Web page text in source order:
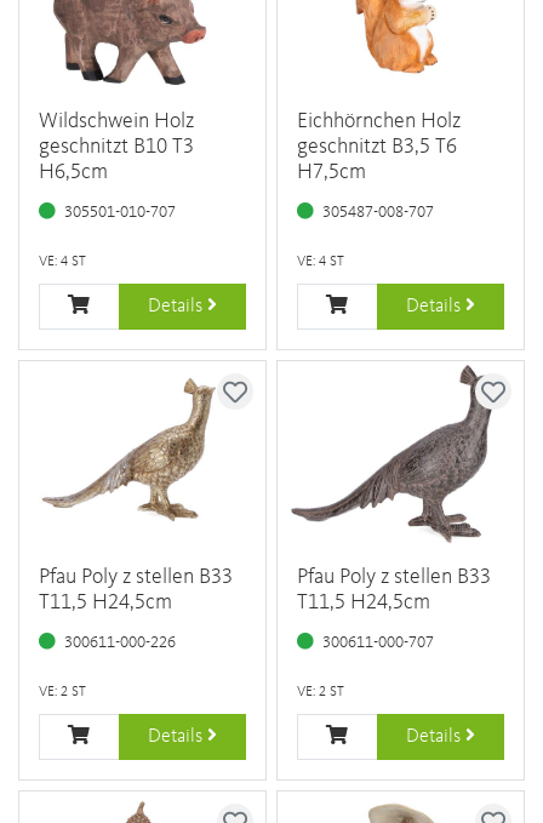
Wildschwein Holz
geschnitzt B10 T3
H6,5cm
305501-010-707
VE: 4 ST
Details
Eichhörnchen Holz
geschnitzt B3,5 T6
H7,5cm
305487-008-707
VE: 4 ST
Details
Pfau Poly z stellen B33
T11,5 H24,5cm
300611-000-226
VE: 2 ST
Details
Pfau Poly z stellen B33
T11,5 H24,5cm
300611-000-707
VE: 2 ST
Details